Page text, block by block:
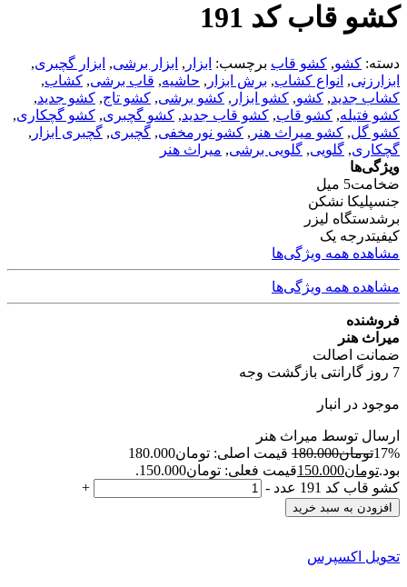
کشو قاب کد 191
دسته: کشو, کشو قاب برچسب: ابزار , ابزار برشی, ابزار گچبری,
ابزارزنی, انواع کشاب, برش ابزار , حاشیه, قاب برشی, کشاب,
کشاب جدید, کشو, کشو ابزار , کشو برشی, کشو تاج, کشو جدید,
کشو فتیله, کشو قاب, کشو قاب جدید, کشو گچبری, کشو گچکاری,
کشو گل, کشو میراث هنر , کشو نورمخفی, گچبری, گچبری ابزار ,
گچکاری, گلویی, گلویی برشی, میراث هنر
ویژگی‌ها
ضخامت5 میل
جنسپلیکا نشکن
برشدستگاه لیزر
کیفیتدرجه یک
مشاهده همه ویژگی‌ها
مشاهده همه ویژگی‌ها
فروشنده
میراث هنر
ضمانت اصالت
7 روز گارانتی بازگشت وجه
موجود در انبار
ارسال توسط میراث هنر
17%تومان180.000
قیمت اصلی: تومان180.000
بود.تومان150.000قیمت فعلی: تومان150.000.
کشو قاب کد 191 عدد
-
+
افزودن به سبد خرید
تحویل اکسپرس